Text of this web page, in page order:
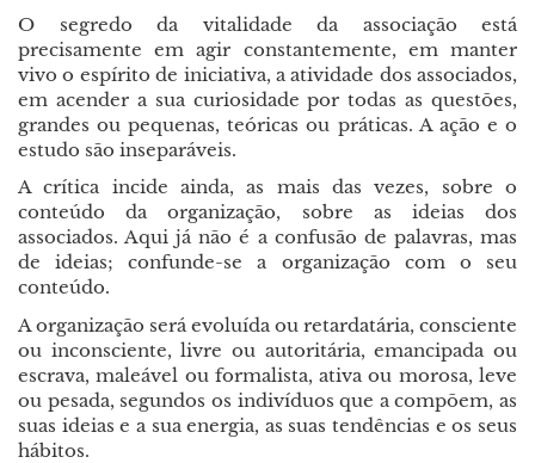
O segredo da vitalidade da associação está
precisamente em agir constantemente, em manter
vivo o espírito de iniciativa, a atividade dos associados,
em acender a sua curiosidade por todas as questões,
grandes ou pequenas, teóricas ou práticas. A ação e o
estudo são inseparáveis.
A crítica incide ainda, as mais das vezes, sobre o
conteúdo da organização, sobre as ideias dos
associados. Aqui já não é a confusão de palavras, mas
de ideias; confunde-se a organização com o seu
conteúdo.
A organização será evoluída ou retardatária, consciente
ou inconsciente, livre ou autoritária, emancipada ou
escrava, maleável ou formalista, ativa ou morosa, leve
ou pesada, segundos os indivíduos que a compõem, as
suas ideias e a sua energia, as suas tendências e os seus
hábitos.